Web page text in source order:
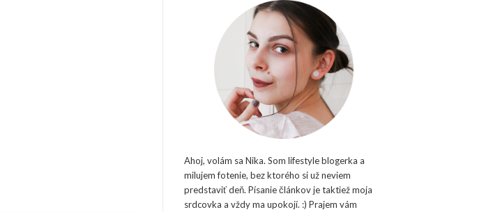
Ahoj, volám sa Nika. Som lifestyle blogerka a
milujem fotenie, bez ktorého si už neviem
predstaviť deň. Písanie článkov je taktiež moja
srdcovka a vždy ma upokojí. :) Prajem vám